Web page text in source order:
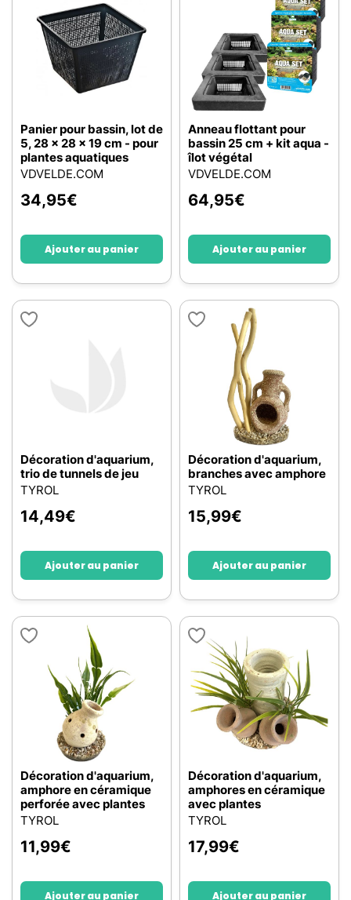
Panier pour bassin, lot de
5, 28 x 28 x 19 cm - pour
plantes aquatiques
VDVELDE.COM
34,95€
Ajouter au panier
Anneau flottant pour
bassin 25 cm + kit aqua -
îlot végétal
VDVELDE.COM
64,95€
Ajouter au panier
Décoration d'aquarium,
trio de tunnels de jeu
TYROL
14,49€
Ajouter au panier
Décoration d'aquarium,
branches avec amphore
TYROL
15,99€
Ajouter au panier
Décoration d'aquarium,
amphore en céramique
perforée avec plantes
TYROL
11,99€
Ajouter au panier
Décoration d'aquarium,
amphores en céramique
avec plantes
TYROL
17,99€
Ajouter au panier